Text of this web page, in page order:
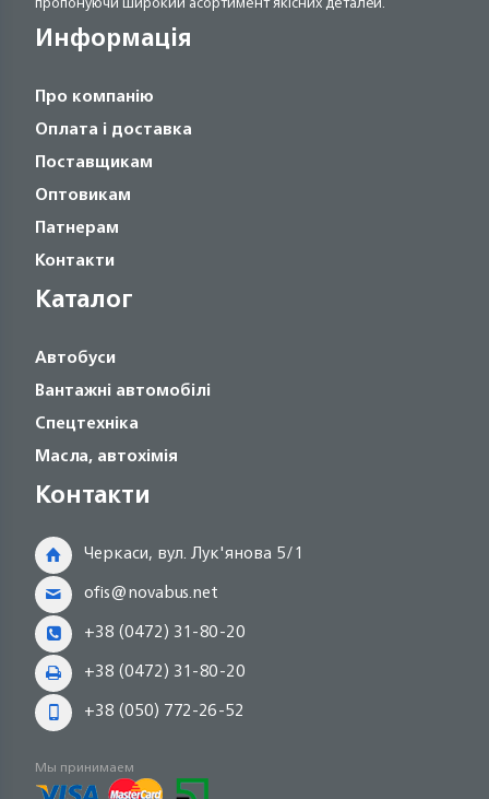
Информація
Про компанію
Оплата і доставка
Поставщикам
Оптовикам
Патнерам
Контакти
Каталог
Автобуси
Вантажні автомобілі
Спецтехніка
Масла, автохімія
Контакти
Черкаси, вул. Лук'янова 5/1
ofis@novabus.net
+38 (0472) 31-80-20
+38 (0472) 31-80-20
+38 (050) 772-26-52
Мы принимаем